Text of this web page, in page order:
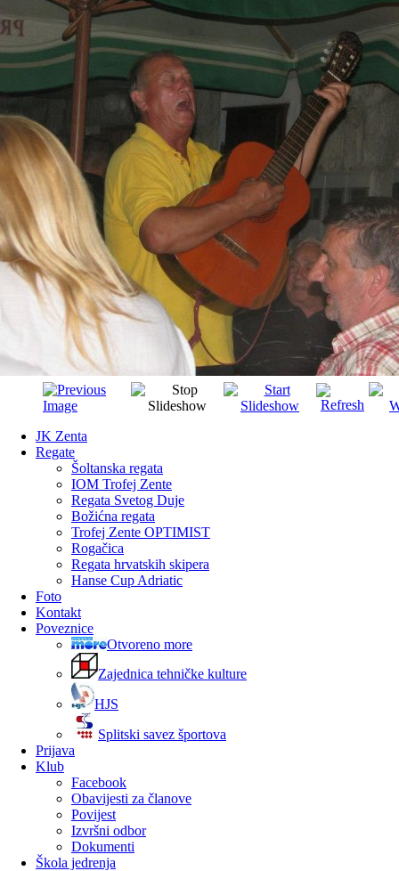
JK Zenta
Regate
Šoltanska regata
IOM Trofej Zente
Regata Svetog Duje
Božićna regata
Trofej Zente OPTIMIST
Rogačica
Regata hrvatskih skipera
Hanse Cup Adriatic
Foto
Kontakt
Poveznice
Otvoreno more
Zajednica tehničke kulture
HJS
Splitski savez športova
Prijava
Klub
Facebook
Obavijesti za članove
Povijest
Izvršni odbor
Dokumenti
Škola jedrenja